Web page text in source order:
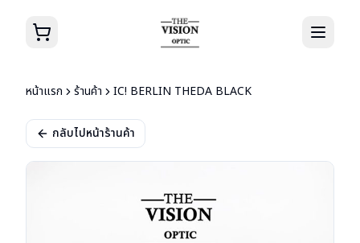
หน้าแรก ร้านค้า IC! BERLIN THEDA BLACK
กลับไปหน้าร้านค้า